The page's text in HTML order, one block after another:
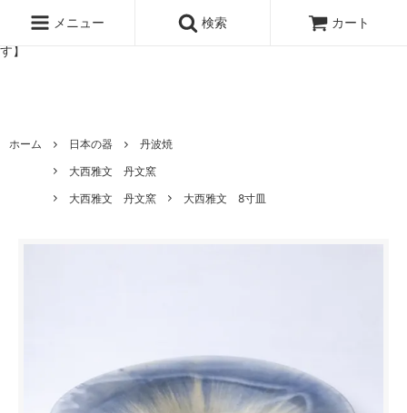
ッタのオンラインストア【アラビア,クイストゴーなどの北欧ヴィンテ
ージ食器,雅峰窯やソルテグラスジュエリーなどの作家の作品が並びま
す】
メニュー 検索 カート
ホーム 日本の器
丹波焼
大西雅文 丹文窯
大西雅文 丹文窯
大西雅文 8寸皿